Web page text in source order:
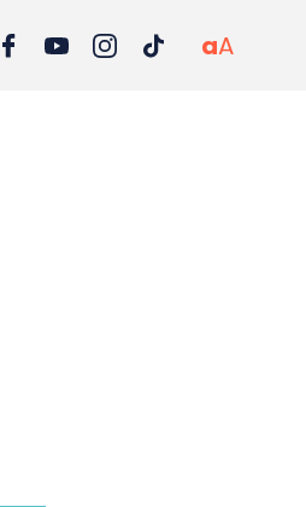
aA